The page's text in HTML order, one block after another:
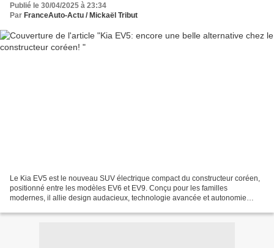
Publié le 30/04/2025 à 23:34
Par FranceAuto-Actu / Mickaël Tribut
Le Kia EV5 est le nouveau SUV électrique compact du constructeur coréen,
positionné entre les modèles EV6 et EV9. Conçu pour les familles
modernes, il allie design audacieux, technologie avancée et autonomie